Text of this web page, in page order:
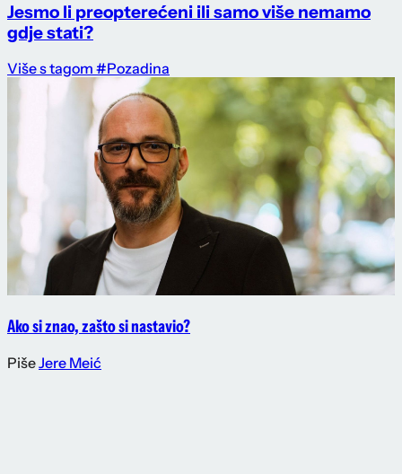
Jesmo li preopterećeni ili samo više nemamo
gdje stati?
Više s tagom #Pozadina
Ako si znao, zašto si nastavio?
PišeJere Meić